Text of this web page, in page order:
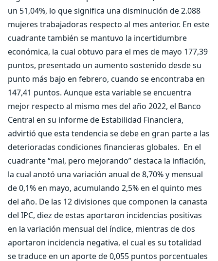
un 51,04%, lo que significa una disminución de 2.088
mujeres trabajadoras respecto al mes anterior. En este
cuadrante también se mantuvo la incertidumbre
económica, la cual obtuvo para el mes de mayo 177,39
puntos, presentado un aumento sostenido desde su
punto más bajo en febrero, cuando se encontraba en
147,41 puntos. Aunque esta variable se encuentra
mejor respecto al mismo mes del año 2022, el Banco
Central en su informe de Estabilidad Financiera,
advirtió que esta tendencia se debe en gran parte a las
deterioradas condiciones financieras globales. En el
cuadrante “mal, pero mejorando” destaca la inflación,
la cual anotó una variación anual de 8,70% y mensual
de 0,1% en mayo, acumulando 2,5% en el quinto mes
del año. De las 12 divisiones que componen la canasta
del IPC, diez de estas aportaron incidencias positivas
en la variación mensual del índice, mientras de dos
aportaron incidencia negativa, el cual es su totalidad
se traduce en un aporte de 0,055 puntos porcentuales